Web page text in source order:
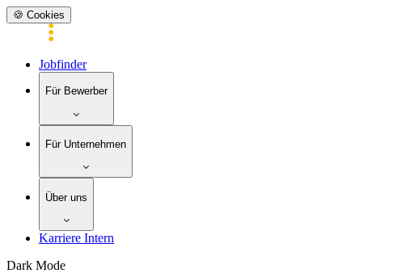
🍪 Cookies
Jobfinder
Für Bewerber
Für Unternehmen
Über uns
Karriere Intern
Dark Mode